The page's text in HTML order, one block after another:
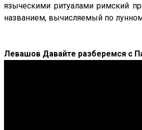
языческими ритуалами римский
названием, вычисляемый по
Левашов Давайте разберемся с